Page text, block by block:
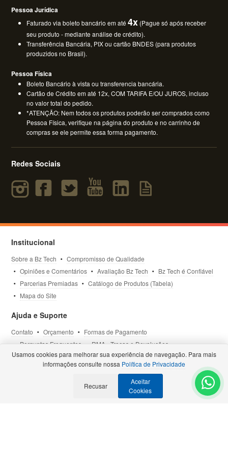
Pessoa Jurídica
Faturado via boleto bancário em até4x (Pague só após receber
seu produto - mediante análise de crédito).
Transferência Bancária, PIX ou cartão BNDES (para produtos
produzidos no Brasil).
Pessoa Física
Boleto Bancário à vista ou transferencia bancária.
Cartão de Crédito em até 12x, COM TARIFA E/OU JUROS, incluso
no valor total do pedido.
*ATENÇÃO: Nem todos os produtos poderão ser comprados como
Pessoa Física, verifique na página do produto e no carrinho de
compras se ele permite essa forma pagamento.
Redes Sociais
Institucional
Sobre a Bz Tech
Compromisso de Qualidade
Opiniões e Comentários
Avaliação Bz Tech
Bz Tech é Confiável
Parcerias Premiadas
Catálogo de Produtos (Tabela)
Mapa do Site
Ajuda e Suporte
Contato Orçamento
Formas de Pagamento
Perguntas Frequentes
RMA - Trocas e Devoluções
Política de Privacidade
Termos de Uso Site Seguro
Selos e Certificações- Veja todas as Parcerias Premiadas
Usamos cookies para melhorar sua experiência de navegação. Para mais
informações consulte nossa Política de Privacidade
Recusar
Aceitar
Cookies